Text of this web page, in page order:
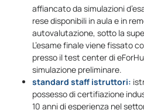
affiancato da simulazioni
rese disponibili in aula e in
autovalutazione, sotto la
L’esame finale viene fissato
presso il test center di
simulazione preliminare.
standard staff istruttori:
possesso di certifiazione
10 anni di esperienza nel